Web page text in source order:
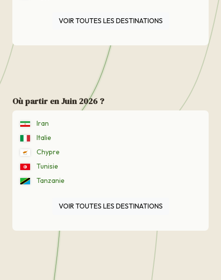
VOIR TOUTES LES DESTINATIONS
Où partir en Juin 2026 ?
Iran
Italie
Chypre
Tunisie
Tanzanie
VOIR TOUTES LES DESTINATIONS